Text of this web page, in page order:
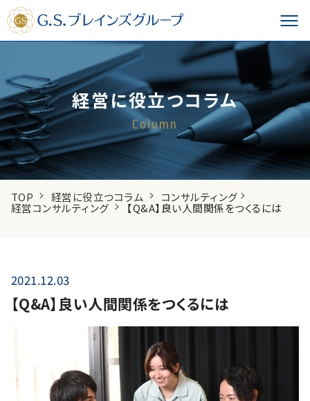
経営に役立つコラム
Column
TOP 経営に役立つコラム コンサルティング
経営コンサルティング 【Q&A】良い人間関係をつくるには
2021.12.03
【Q&A】良い人間関係をつくるには